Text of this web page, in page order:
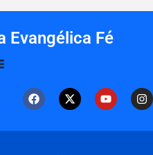
Evangélica Fé